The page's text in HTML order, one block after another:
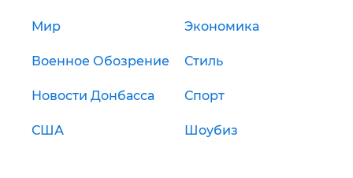
Мир Экономика
Военное Обозрение Стиль
Новости Донбасса Спорт
США Шоубиз